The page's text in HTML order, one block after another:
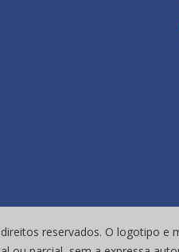
reservados. O logotipo e